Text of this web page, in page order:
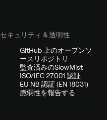
セキュリティ & 透明性
GitHub 上のオープンソ
ースリポジトリ
監査済みのSlowMist
ISO/IEC 27001 認証
EU NB 認証 (EN 18031)
脆弱性を報告する